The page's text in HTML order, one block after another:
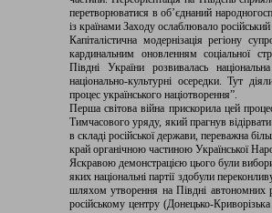
перетворюватися в об’єднаний
із країнами Заходу ослаблювало
Капіталістична модернізація регіону
кардинальним оновленням соціальної
Півдні України розвивалась
національно-культурні осередки. Тут
процес українського націотворення”.
Перша світова війна прискорила цей
Тимчасового уряду, який прагнув
в складі російської держави, переважна
край органічною частиною Української
Яскравою демонстрацією цього були
яких національні партії здобули
шляхом утворення на Півдні автономних
російському центру (Донецько-